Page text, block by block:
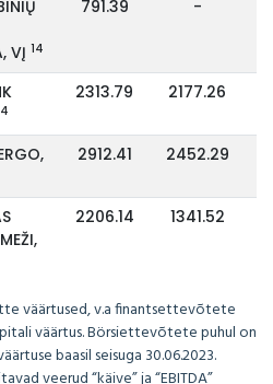
VĮ 14
791.39 -
4
2313.79 2177.26
2912.41 2452.29
2206.14 1341.52
väärtused, v.a finantsettevõtete
väärtus. Börsiettevõtete puhul on
baasil seisuga 30.06.2023.
veerud “käive” ja “EBITDA”